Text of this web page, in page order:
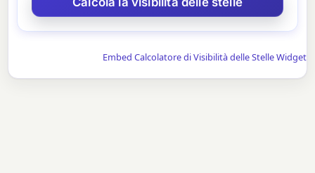
Embed Calcolatore di Visibilità delle Stelle Widget